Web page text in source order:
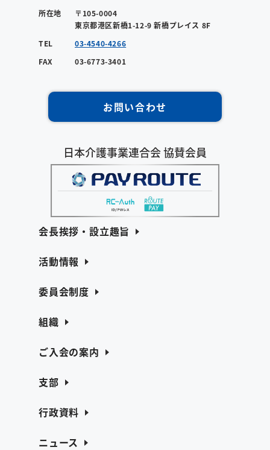
所在地
〒105-0004
東京都港区新橋1-12-9 新橋プレイス 8F
TEL
03-4540-4266
FAX
03-6773-3401
お問い合わせ
日本介護事業連合会 協賛会員
会長挨拶・設立趣旨
活動情報
委員会制度
組織
ご入会の案内
支部
行政資料
ニュース